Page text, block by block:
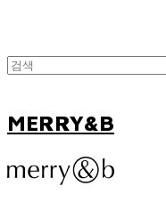
MERRY&B